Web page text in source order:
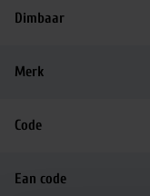
Dimbaar
Merk
Code
Ean code